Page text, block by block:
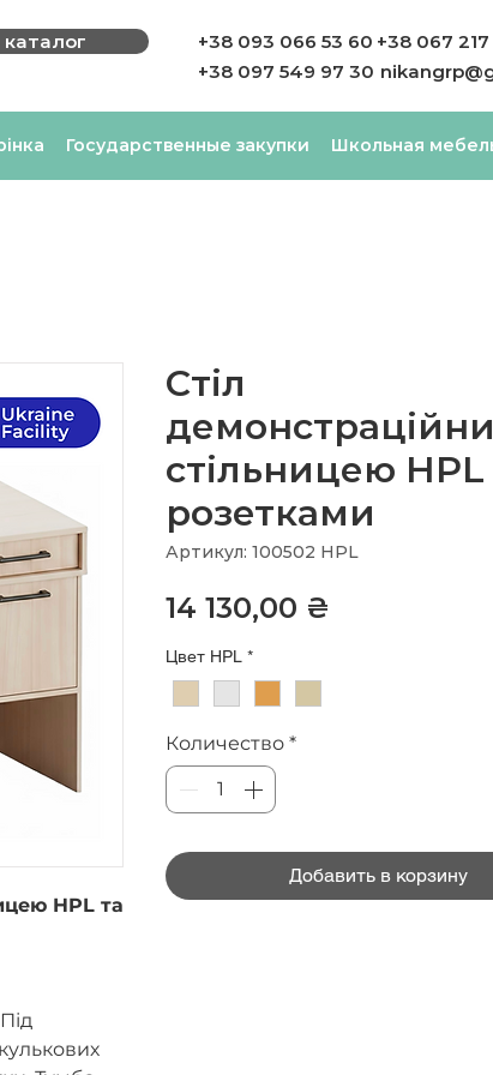
каталог
+38 093 066 53 60
+38 097 549 97 30
+38 067 217
Государственные закупки Школьная
HPL та
Стіл
стільницею HPL
розетками
Артикул: 100502 HPL
14 130,00 ₴
Цвет HPL *
Количество *
Добавить в корзину